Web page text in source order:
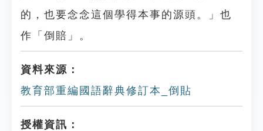
的，也要念念這個學得本事的源頭。」也
作「倒賠」。
資料來源：
教育部重編國語辭典修訂本_倒貼
授權資訊：